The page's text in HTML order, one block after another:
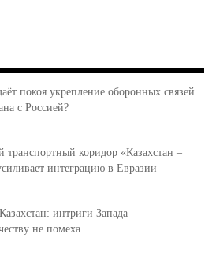
покоя укрепление оборонных связей
с Россией?
транспортный коридор «Казахстан –
интеграцию в Евразии
интриги Запада
не помеха